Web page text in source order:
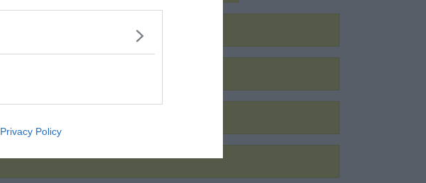
Privacy Policy